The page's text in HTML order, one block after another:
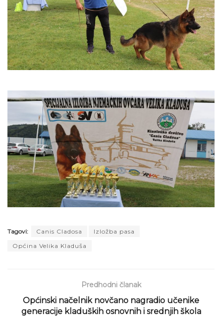
Tagovi: Canis Cladosa
Izložba pasa
Općina Velika Kladuša
Predhodni članak
Općinski načelnik novčano nagradio učenike
generacije kladuških osnovnih i srednjih škola